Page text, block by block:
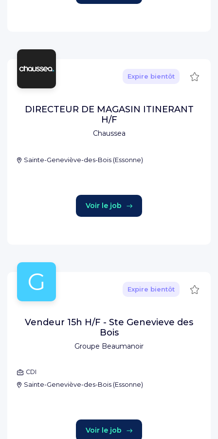
Chaussea
Expire bientôt
DIRECTEUR DE MAGASIN ITINERANT
H/F
Sainte-Geneviève-des-Bois (Essonne)
Voir le job
G
Groupe Beaumanoir
Expire bientôt
Vendeur 15h H/F - Ste Genevieve des
Bois
CDI
Sainte-Geneviève-des-Bois (Essonne)
Voir le job